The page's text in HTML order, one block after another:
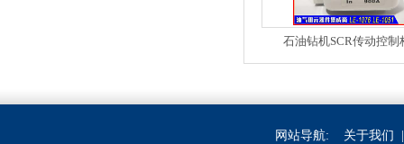
石油钻机SCR传动控制
网站导航: 关于我们